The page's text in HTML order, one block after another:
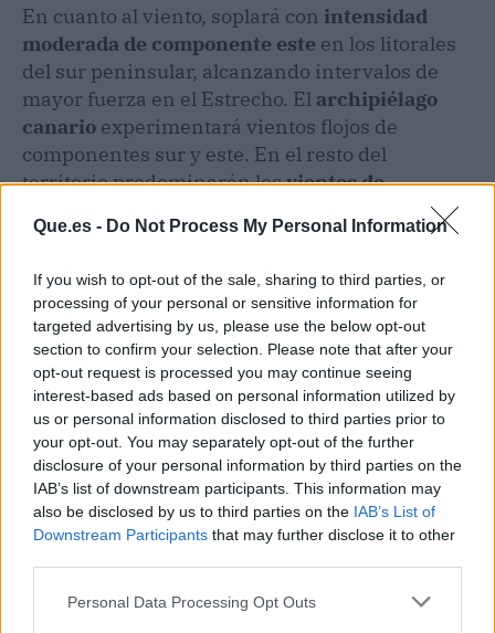
Que.es - Do Not Process My Personal Information
If you wish to opt-out of the sale, sharing to third parties, or
processing of your personal or sensitive information for
targeted advertising by us, please use the below opt-out
section to confirm your selection. Please note that after your
opt-out request is processed you may continue seeing
interest-based ads based on personal information utilized by
us or personal information disclosed to third parties prior to
your opt-out. You may separately opt-out of the further
disclosure of your personal information by third parties on the
IAB’s list of downstream participants. This information may
also be disclosed by us to third parties on the IAB’s List of
Downstream Participants that may further disclose it to other
Personal Data Processing Opt Outs
En cuanto al viento, soplará con intensidad
moderada de componente este en los litorales
del sur peninsular, alcanzando intervalos de
mayor fuerza en el Estrecho. El archipiélago
canario experimentará vientos flojos de
componentes sur y este. En el resto del
territorio predominarán losvientos de
, que serán moderados en el
Cantábrico, alto Ebro y la mitad norte tanto de la
mediterráneos. Especial atención merecen
Galicia y toda el área cantábrica , donde los
vientos alcanzarán unaintensidad fuerte con
rachas muy fuertesque justifican los avisos
emitidos por la AEMET.